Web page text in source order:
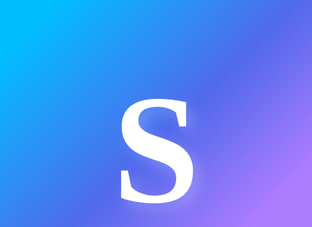
S